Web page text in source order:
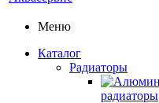
Меню
Каталог
Радиаторы
радиаторы